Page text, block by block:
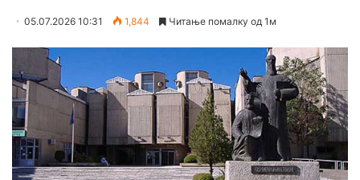
05.07.2026 10:31 1,844 Читање помалку од 1м